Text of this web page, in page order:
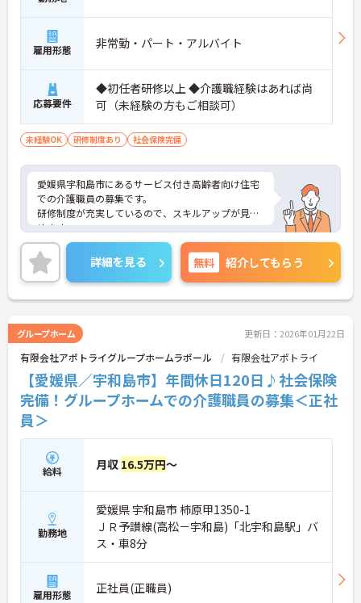
雇用形態 非常勤・パート・アルバイト
応募要件
◆初任者研修以上 ◆介護職経験はあれば尚
可（未経験の方もご相談可）
未経験OK 研修制度あり 社会保険完備
愛媛県宇和島市にあるサービス付き高齢者向け住宅
での介護職員の募集です。
研修制度が充実しているので、スキルアップが見込
めます。
勤務日数や勤務時間などはご相談ください。
ご興味のある方には、面接対策ポイントなど、さら
に詳細をお話しいたしますのでお気軽にご相談くだ
さい！
詳細を見る 無料 紹介してもらう
グループホーム 更新日：2026年01月22日
有限会社アポトライグループホームラポール 有限会社アポトライ
【愛媛県／宇和島市】年間休日120日♪社会保険
完備！グループホームでの介護職員の募集＜正社
員＞
給料 月収 16.5万円～
勤務地
愛媛県 宇和島市 柿原甲1350-1
ＪＲ予讃線(高松－宇和島)「北宇和島駅」バ
ス・車8分
雇用形態 正社員(正職員)